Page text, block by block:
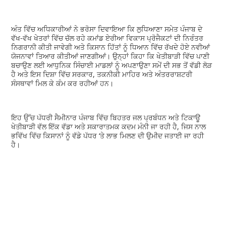
ਅੰਤ ਵਿੱਚ ਅਧਿਕਾਰੀਆਂ ਨੇ ਭਰੋਸਾ ਦਿਵਾਇਆ ਕਿ ਲੁਧਿਆਣਾ ਸਮੇਤ ਪੰਜਾਬ ਦੇ
ਵੱਖ-ਵੱਖ ਖੇਤਰਾਂ ਵਿੱਚ ਚੱਲ ਰਹੇ ਕਮਾਂਡ ਏਰੀਆ ਵਿਕਾਸ ਪ੍ਰੋਜੈਕਟਾਂ ਦੀ ਨਿਰੰਤਰ
ਨਿਗਰਾਨੀ ਕੀਤੀ ਜਾਵੇਗੀ ਅਤੇ ਕਿਸਾਨ ਹਿੱਤਾਂ ਨੂੰ ਧਿਆਨ ਵਿੱਚ ਰੱਖਦੇ ਹੋਏ ਨਵੀਆਂ
ਯੋਜਨਾਵਾਂ ਤਿਆਰ ਕੀਤੀਆਂ ਜਾਣਗੀਆਂ। ਉਨ੍ਹਾਂ ਕਿਹਾ ਕਿ ਖੇਤੀਬਾੜੀ ਵਿੱਚ ਪਾਣੀ
ਬਚਾਉਣ ਲਈ ਆਧੁਨਿਕ ਸਿੰਚਾਈ ਮਾਡਲਾਂ ਨੂੰ ਅਪਣਾਉਣਾ ਸਮੇਂ ਦੀ ਸਭ ਤੋਂ ਵੱਡੀ ਲੋੜ
ਹੈ ਅਤੇ ਇਸ ਦਿਸ਼ਾ ਵਿੱਚ ਸਰਕਾਰ, ਤਕਨੀਕੀ ਮਾਹਿਰ ਅਤੇ ਅੰਤਰਰਾਸ਼ਟਰੀ
ਸੰਸਥਾਵਾਂ ਮਿਲ ਕੇ ਕੰਮ ਕਰ ਰਹੀਆਂ ਹਨ।
ਇਹ ਉੱਚ ਪੱਧਰੀ ਸੈਮੀਨਾਰ ਪੰਜਾਬ ਵਿੱਚ ਬਿਹਤਰ ਜਲ ਪ੍ਰਬੰਧਨ ਅਤੇ ਟਿਕਾਊ
ਖੇਤੀਬਾੜੀ ਵੱਲ ਇੱਕ ਵੱਡਾ ਅਤੇ ਸਕਾਰਾਤਮਕ ਕਦਮ ਮੰਨੀ ਜਾ ਰਹੀ ਹੈ, ਜਿਸ ਨਾਲ
ਭਵਿੱਖ ਵਿੱਚ ਕਿਸਾਨਾਂ ਨੂੰ ਵੱਡੇ ਪੱਧਰ ‘ਤੇ ਲਾਭ ਮਿਲਣ ਦੀ ਉਮੀਦ ਜਤਾਈ ਜਾ ਰਹੀ
ਹੈ।